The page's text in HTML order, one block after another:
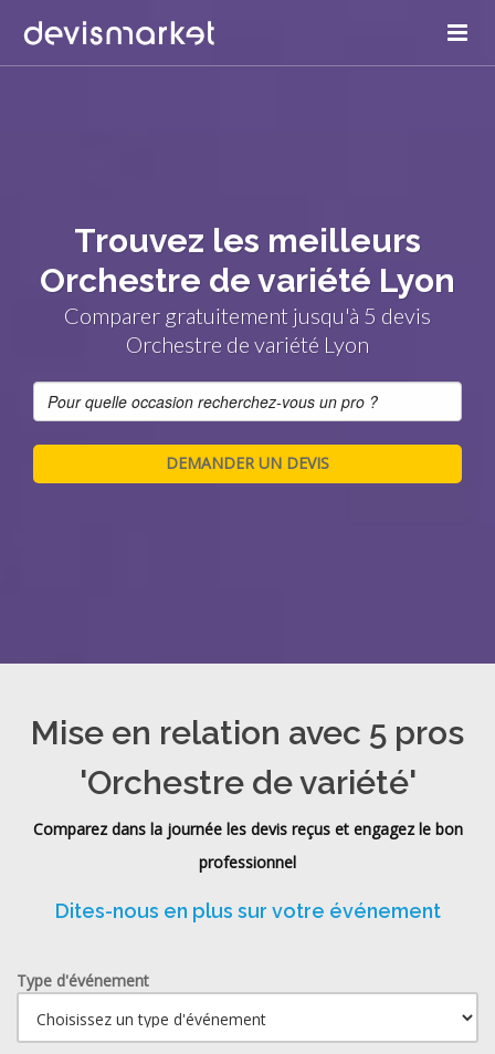
Trouvez les meilleurs
Orchestre de variété Lyon
Comparer gratuitement jusqu'à 5 devis
Orchestre de variété Lyon
Mise en relation avec 5 pros
'Orchestre de variété'
Comparez dans la journée les devis reçus et engagez le bon
professionnel
Dites-nous en plus sur votre événement
Type d'événement